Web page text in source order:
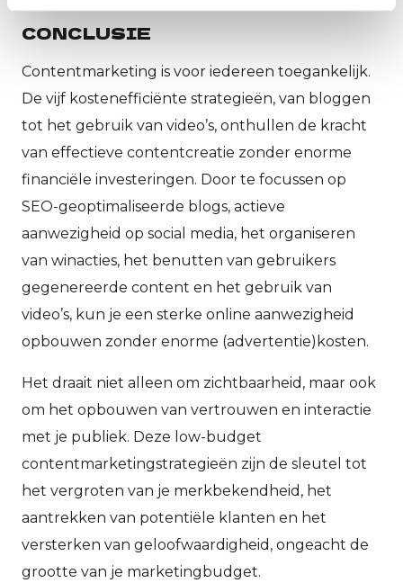
CONCLUSIE
Contentmarketing is voor iedereen toegankelijk.
De vijf kostenefficiënte strategieën, van bloggen
tot het gebruik van video’s, onthullen de kracht
van effectieve contentcreatie zonder enorme
financiële investeringen. Door te focussen op
SEO-geoptimaliseerde blogs, actieve
aanwezigheid op social media, het organiseren
van winacties, het benutten van gebruikers
gegenereerde content en het gebruik van
video’s, kun je een sterke online aanwezigheid
opbouwen zonder enorme (advertentie)kosten.
Het draait niet alleen om zichtbaarheid, maar ook
om het opbouwen van vertrouwen en interactie
met je publiek. Deze low-budget
contentmarketingstrategieën zijn de sleutel tot
het vergroten van je merkbekendheid, het
aantrekken van potentiële klanten en het
versterken van geloofwaardigheid, ongeacht de
grootte van je marketingbudget.